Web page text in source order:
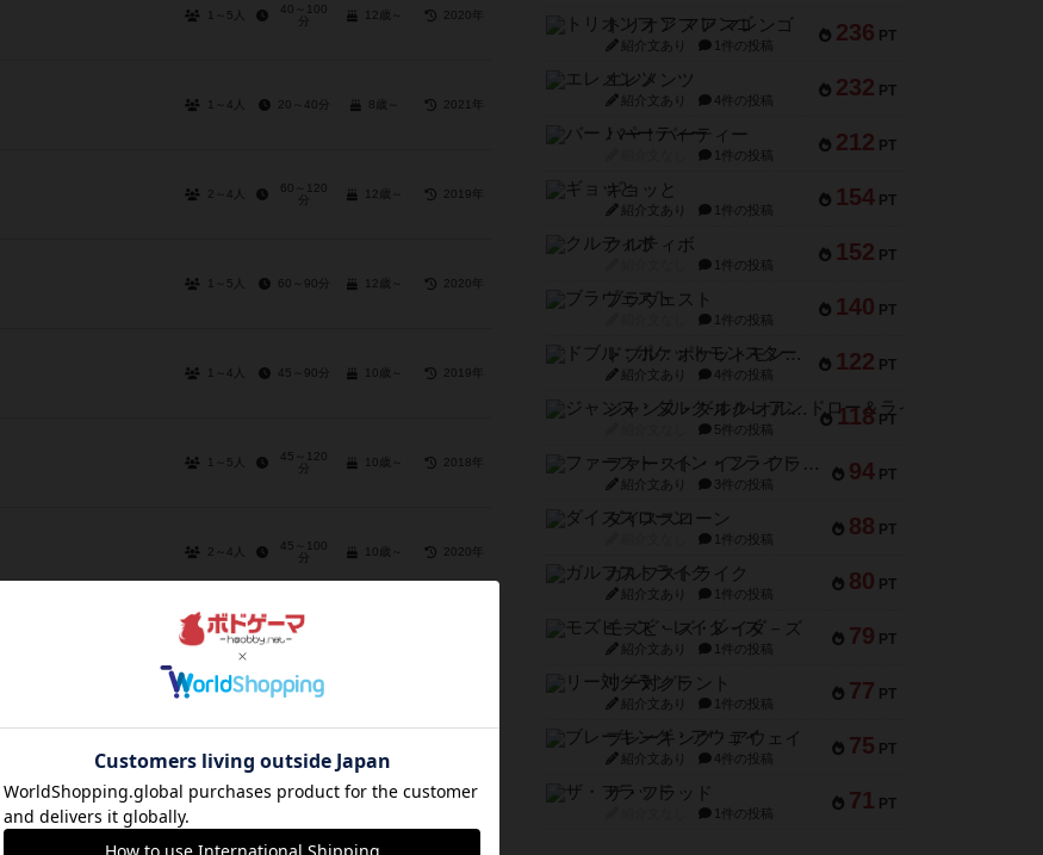
1～5人
40～100
分
12歳～ 2020年
1～4人 20～40分 8歳～ 2021年
2～4人
60～120
分
12歳～ 2019年
1～5人 60～90分 12歳～ 2020年
1～4人 45～90分 10歳～ 2019年
1～5人
45～120
分
10歳～ 2018年
2～4人
45～100
分
10歳～ 2020年
2～4人 60分前後
1～4人 45～60分 10歳～ 2015年
236 PT
トリオンフ ア マレンゴ
紹介文あり 1件の投稿
232 PT
エレメンツ
紹介文あり 4件の投稿
212 PT
バー！パーティー
1件の投稿
154 PT
ギョッと
紹介文あり 1件の投稿
152 PT
クルティボ
1件の投稿
140 PT
ブラヴェスト
1件の投稿
122 PT
ドブル：ポケットモンスター
紹介文あり 4件の投稿
118 PT
ジャンヌ・ダルク-オルレアン ドロー＆ライト
5件の投稿
94 PT
ファースト・イン・フライト
紹介文あり 3件の投稿
88 PT
ダイススローン
1件の投稿
80 PT
ガルフストライク
紹介文あり 1件の投稿
79 PT
モズビ－ズ・レイダ－ズ
紹介文あり 1件の投稿
77 PT
リー対グラント
紹介文あり 1件の投稿
75 PT
ブレーキング・アウェイ
紹介文あり 4件の投稿
71 PT
ザ・フラッド
1件の投稿